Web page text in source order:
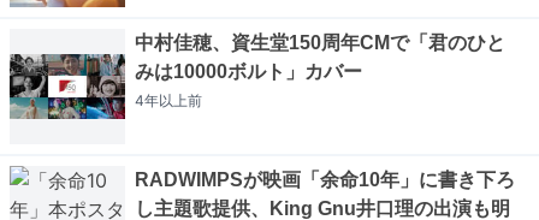
中村佳穂、資生堂150周年CMで「君のひと
みは10000ボルト」カバー
4年以上前
RADWIMPSが映画「余命10年」に書き下ろ
し主題歌提供、King Gnu井口理の出演も明